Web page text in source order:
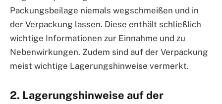
Packungsbeilage niemals wegschmeißen und in
der Verpackung lassen. Diese enthält schließlich
wichtige Informationen zur Einnahme und zu
Nebenwirkungen. Zudem sind auf der Verpackung
meist wichtige Lagerungshinweise vermerkt.
2. Lagerungshinweise auf der